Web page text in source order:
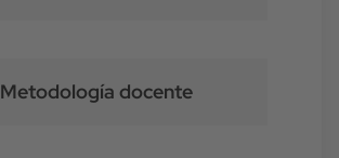
Metodología docente